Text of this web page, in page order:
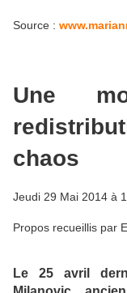
Source :
Une
chaos
Jeudi 29 Mai 2014 à
Propos recueillis par
Le 25 avril